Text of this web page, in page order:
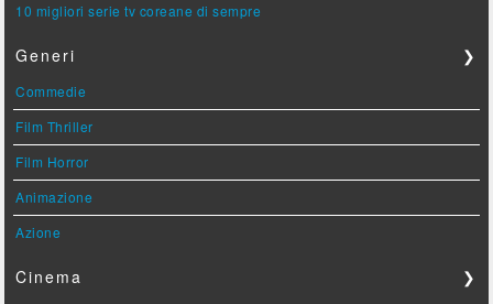
10 migliori serie tv coreane di sempre
Generi ❯
Commedie
Film Thriller
Film Horror
Animazione
Azione
Cinema ❯